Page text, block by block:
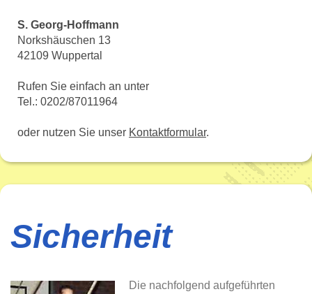
S. Georg-Hoffmann
Norkshäuschen 13
42109 Wuppertal
Rufen Sie einfach an unter
Tel.: 0202/87011964
oder nutzen Sie unser Kontaktformular.
Sicherheit
Die nachfolgend aufgeführten